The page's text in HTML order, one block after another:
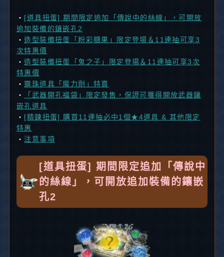
・ [道具扭蛋] 期間限定追加「傳說中的絲線」，可開放
追加裝備的鑲嵌孔2
・造型裝備扭蛋「粉彩糖果」限定登場＆11連抽可享3
次特惠價
・造型裝備扭蛋「鬼之子」限定登場＆11連抽可享3次
特惠價
・ 露珠道具「魔力劑」特賣
・
「武器開孔福袋」限定發售，保證可獲得開放武器鑲
嵌孔道具
・ [精鍊扭蛋] 購買11連抽必中1個★4道具 & 其他限定
特惠
・ 注意事項
[道具扭蛋] 期間限定追加「傳說中
的絲線」，可開放追加裝備的鑲嵌
孔2